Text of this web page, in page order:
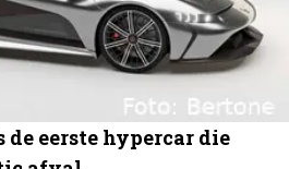
de eerste hypercar die